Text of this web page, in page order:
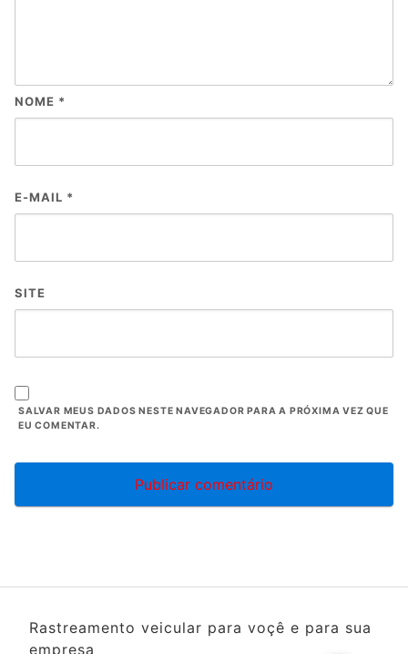
NOME *
E-MAIL *
SITE
SALVAR MEUS DADOS NESTE NAVEGADOR PARA A PRÓXIMA VEZ QUE
EU COMENTAR.
Rastreamento veicular para voçê e para sua
empresa